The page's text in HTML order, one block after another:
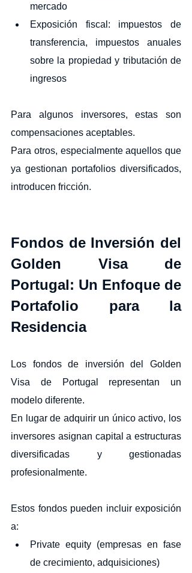
mercado
Exposición fiscal: impuestos de
transferencia, impuestos anuales
sobre la propiedad y tributación de
ingresos
Para algunos inversores, estas son
compensaciones aceptables.
Para otros, especialmente aquellos que
ya gestionan portafolios diversificados,
introducen fricción.
Fondos de Inversión del
Golden Visa de
Portugal: Un Enfoque de
Portafolio para la
Residencia
Los fondos de inversión del Golden
Visa de Portugal representan un
modelo diferente.
En lugar de adquirir un único activo, los
inversores asignan capital a estructuras
diversificadas y gestionadas
profesionalmente.
Estos fondos pueden incluir exposición
a:
Private equity (empresas en fase
de crecimiento, adquisiciones)